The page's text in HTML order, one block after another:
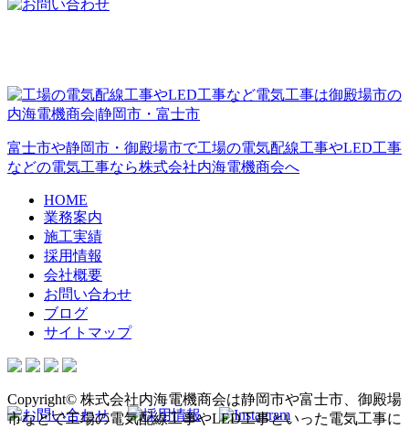
富士市や静岡市・御殿場市で工場の電気配線工事やLED工事
などの電気工事なら株式会社内海電機商会へ
HOME
業務案内
施工実績
採用情報
会社概要
お問い合わせ
ブログ
サイトマップ
Copyright© 株式会社内海電機商会は静岡市や富士市、御殿場
市などで工場の電気配線工事やLED工事といった電気工事に